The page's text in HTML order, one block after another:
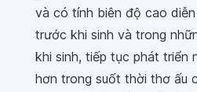
và có tính biên độ cao
trước khi sinh và trong
khi sinh, tiếp tục phát triển
hơn trong suốt thời thơ ấu